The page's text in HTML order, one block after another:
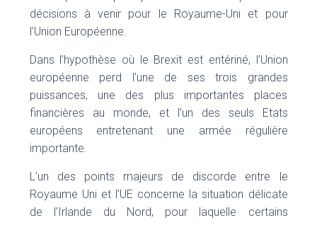
décisions à venir pour le Royaume-Uni et pour
l’Union Européenne.
Dans l’hypothèse où le Brexit est entériné, l’Union
européenne perd l’une de ses trois grandes
puissances, une des plus importantes places
financières au monde, et l’un des seuls Etats
européens entretenant une armée régulière
importante.
L’un des points majeurs de discorde entre le
Royaume Uni et l’UE concerne la situation délicate
de l’Irlande du Nord, pour laquelle certains